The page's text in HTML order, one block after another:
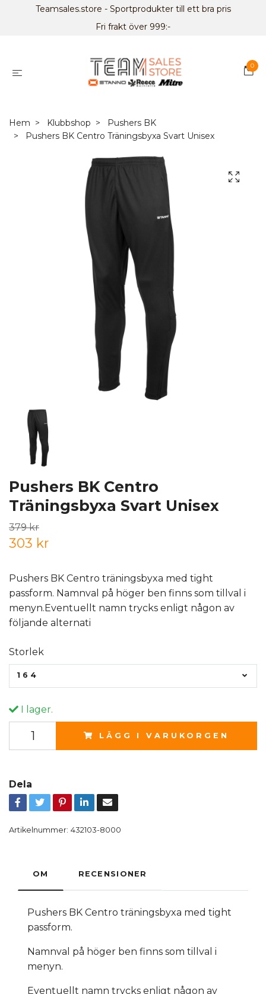
Teamsales.store - Sportprodukter till ett bra pris
Fri frakt över 999:-
0
Hem Klubbshop
Pushers BK
Pushers BK Centro Träningsbyxa Svart Unisex
Pushers BK Centro
Träningsbyxa Svart Unisex
379 kr
303 kr
Pushers BK Centro träningsbyxa med tight
passform. Namnval på höger ben finns som tillval i
menyn.Eventuellt namn trycks enligt någon av
följande alternati
Storlek
164
I lager.
LÄGG I VARUKORGEN
Dela
Artikelnummer: 432103-8000
OM RECENSIONER
Pushers BK Centro träningsbyxa med tight
passform.
Namnval på höger ben finns som tillval i
menyn.
Eventuellt namn trycks enligt någon av